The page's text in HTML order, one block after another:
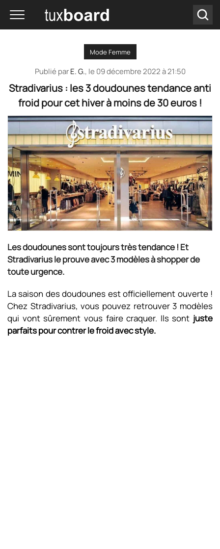
Mode Femme
Publié parE. G., le 09 décembre 2022 à 21:50
Stradivarius : les 3 doudounes tendance anti
froid pour cet hiver à moins de 30 euros !
Les doudounes sont toujours très tendance ! Et
Stradivarius le prouve avec 3 modèles à shopper de
toute urgence.
La saison des doudounes est officiellement ouverte !
Chez Stradivarius, vous pouvez retrouver 3 modèles
qui vont sûrement vous faire craquer. Ils sont juste
parfaits pour contrer le froid avec style.